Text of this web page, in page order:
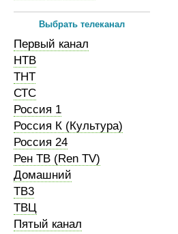
Выбрать телеканал
Первый канал
НТВ
ТНТ
СТС
Россия 1
Россия К (Культура)
Россия 24
Рен ТВ (Ren TV)
Домашний
ТВ3
ТВЦ
Пятый канал